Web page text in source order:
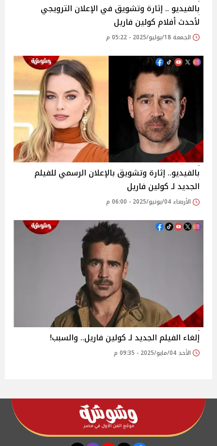
بالفيديو .. إثارة وتشويق في الإعلان الترويجي
لأحدث أفلام كولين فاريل
الجمعة 18/يوليو/2025 - 05:22 م
بالفيديو.. إثارة وتشويق بالإعلان الرسمي للفيلم
الجديد لـ كولين فاريل
الأربعاء 04/يونيو/2025 - 06:00 م
إلغاء الفيلم الجديد لـ كولين فاريل.. والسبب!
الأحد 04/مايو/2025 - 09:35 م